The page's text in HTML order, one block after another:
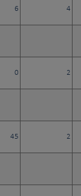
6 4
0 2
45 2